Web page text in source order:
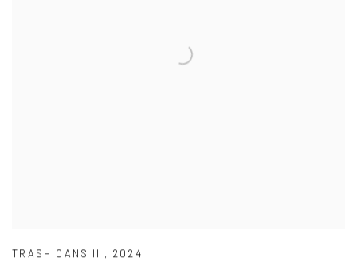
TRASH CANS II , 2024